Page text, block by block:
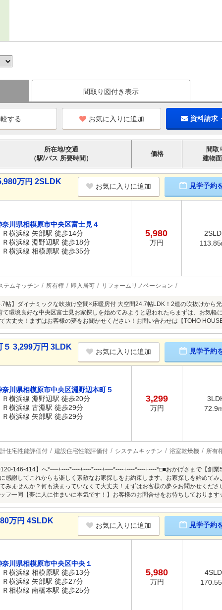
間取り図付き表示
お気に入りに追加 資料請求
所在地/交通
（駅/バス 所要時間）
価格
間取
建物
万円 2SLDK
お気に入りに追加 見学予約
奈川県相模原市中央区富士見４
Ｒ横浜線 矢部駅 徒歩14分
Ｒ横浜線 淵野辺駅 徒歩18分
Ｒ横浜線 相模原駅 徒歩35分
5,980
万円
テムキッチン 所有権 即入居可 リフォームリノベーション
帖】ダイナミックな吹抜け空間×床暖房付 大空間24.7帖LDK！2連の吹抜けから
て環境良好な中央区富士見お家探しを始めてみようと思われたらまずは、お気軽
大丈夫！まずはお客様の夢をお聞かせください！お問い合わせは【TOHO
５ 3,299万円 3LDK
お気に入りに追加 見学予約
奈川県相模原市中央区淵野辺本町５
Ｒ横浜線 淵野辺駅 徒歩20分
Ｒ横浜線 古淵駅 徒歩29分
Ｒ横浜線 矢部駅 徒歩29分
3,299
万円
住宅性能評価付 建設住宅性能評価付 システムキッチン 浴室乾燥機 所有
146-414】へ*----+----*----+----*----+----*----+----*----+----*□■おかげさまで【創
感謝してこれからも楽しく素敵なお家探しをお約束します。お家探しを始めて
みませんか？何も決まっていなくて大丈夫！まずはお客様の夢をお聞かせくだ
フ一同【夢に人に住まいに本気です！】お客様のお問合せをお待ちしておりま
万円 4SLDK
お気に入りに追加 見学予約
奈川県相模原市中央区中央１
Ｒ横浜線 相模原駅 徒歩13分
Ｒ横浜線 矢部駅 徒歩27分
Ｒ相模線 南橋本駅 徒歩25分
5,980
万円